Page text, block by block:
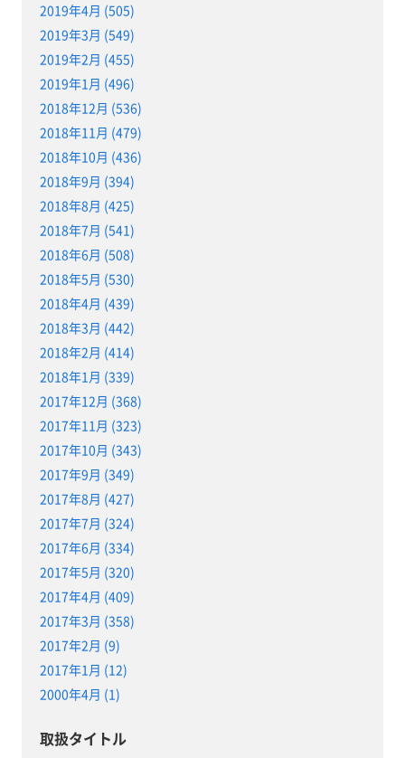
2019年4月 (505)
2019年3月 (549)
2019年2月 (455)
2019年1月 (496)
2018年12月 (536)
2018年11月 (479)
2018年10月 (436)
2018年9月 (394)
2018年8月 (425)
2018年7月 (541)
2018年6月 (508)
2018年5月 (530)
2018年4月 (439)
2018年3月 (442)
2018年2月 (414)
2018年1月 (339)
2017年12月 (368)
2017年11月 (323)
2017年10月 (343)
2017年9月 (349)
2017年8月 (427)
2017年7月 (324)
2017年6月 (334)
2017年5月 (320)
2017年4月 (409)
2017年3月 (358)
2017年2月 (9)
2017年1月 (12)
2000年4月 (1)
取扱タイトル